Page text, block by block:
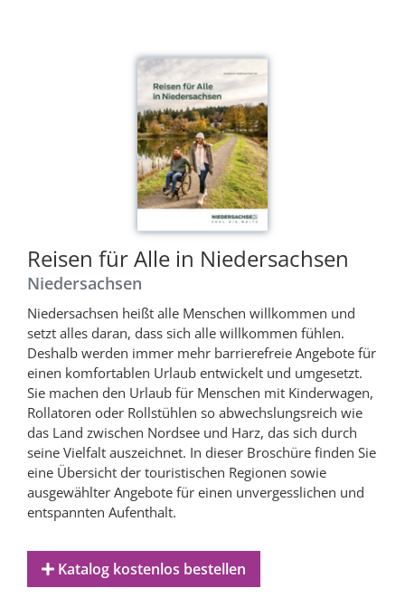
Reisen für Alle in Niedersachsen
Niedersachsen
Niedersachsen heißt alle Menschen willkommen und
setzt alles daran, dass sich alle willkommen fühlen.
Deshalb werden immer mehr barrierefreie Angebote für
einen komfortablen Urlaub entwickelt und umgesetzt.
Sie machen den Urlaub für Menschen mit Kinderwagen,
Rollatoren oder Rollstühlen so abwechslungsreich wie
das Land zwischen Nordsee und Harz, das sich durch
seine Vielfalt auszeichnet. In dieser Broschüre finden Sie
eine Übersicht der touristischen Regionen sowie
ausgewählter Angebote für einen unvergesslichen und
entspannten Aufenthalt.
Katalog kostenlos bestellen